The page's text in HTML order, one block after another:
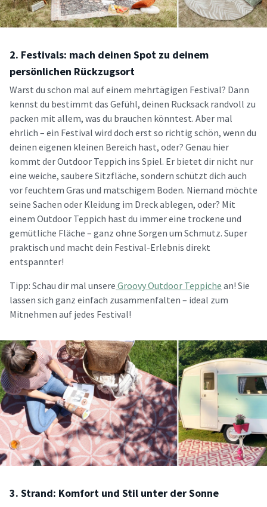
2. Festivals: mach deinen Spot zu deinem
persönlichen Rückzugsort
Warst du schon mal auf einem mehrtägigen Festival? Dann
kennst du bestimmt das Gefühl, deinen Rucksack randvoll zu
packen mit allem, was du brauchen könntest. Aber mal
ehrlich – ein Festival wird doch erst so richtig schön, wenn du
deinen eigenen kleinen Bereich hast, oder? Genau hier
kommt der Outdoor Teppich ins Spiel. Er bietet dir nicht nur
eine weiche, saubere Sitzfläche, sondern schützt dich auch
vor feuchtem Gras und matschigem Boden. Niemand möchte
seine Sachen oder Kleidung im Dreck ablegen, oder? Mit
einem Outdoor Teppich hast du immer eine trockene und
gemütliche Fläche – ganz ohne Sorgen um Schmutz. Super
praktisch und macht dein Festival-Erlebnis direkt
entspannter!
Tipp: Schau dir mal unsere Groovy Outdoor Teppiche an! Sie
lassen sich ganz einfach zusammenfalten – ideal zum
Mitnehmen auf jedes Festival!
3. Strand: Komfort und Stil unter der Sonne